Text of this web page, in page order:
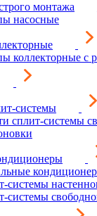
монтажа
насосные
коллекторные с
системы
сплит-системы
системы
системы